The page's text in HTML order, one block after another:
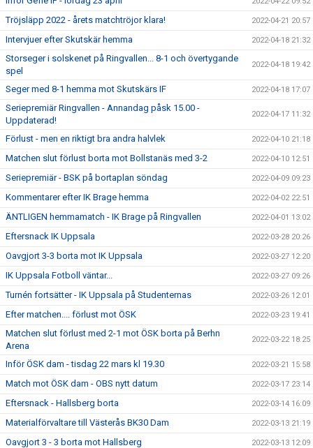
Tröjsläpp 2022 - årets matchtröjor klara! 2022-04-21 20:57
Intervjuer efter Skutskär hemma 2022-04-18 21:32
Storseger i solskenet på Ringvallen... 8-1 och övertygande
spel
2022-04-18 19:42
Seger med 8-1 hemma mot Skutskärs IF 2022-04-18 17:07
Seriepremiär Ringvallen - Annandag påsk 15.00 -
Uppdaterad!
2022-04-17 11:32
Förlust - men en riktigt bra andra halvlek 2022-04-10 21:18
Matchen slut förlust borta mot Bollstanäs med 3-2 2022-04-10 12:51
Seriepremiär - BSK på bortaplan söndag 2022-04-09 09:23
Kommentarer efter IK Brage hemma 2022-04-02 22:51
ÄNTLIGEN hemmamatch - IK Brage på Ringvallen 2022-04-01 13:02
Eftersnack IK Uppsala 2022-03-28 20:26
Oavgjort 3-3 borta mot IK Uppsala 2022-03-27 12:20
IK Uppsala Fotboll väntar... 2022-03-27 09:26
Turnén fortsätter - IK Uppsala på Studenternas 2022-03-26 12:01
Efter matchen.... förlust mot ÖSK 2022-03-23 19:41
Matchen slut förlust med 2-1 mot ÖSK borta på Berhn
Arena
2022-03-22 18:25
Inför ÖSK dam - tisdag 22 mars kl 19.30 2022-03-21 15:58
Match mot ÖSK dam - OBS nytt datum 2022-03-17 23:14
Eftersnack - Hallsberg borta 2022-03-14 16:09
Materialförvaltare till Västerås BK30 Dam 2022-03-13 21:19
Oavgjort 3 - 3 borta mot Hallsberg 2022-03-13 12:09